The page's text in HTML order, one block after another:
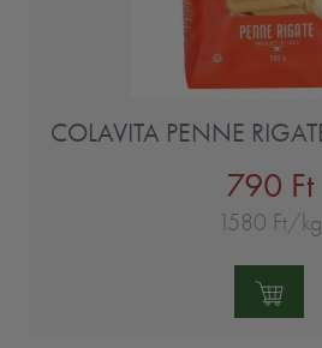
COLAVITA PENNE
790 Ft
1580 Ft/kg
Mennyiség: